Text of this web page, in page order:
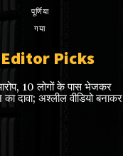
पूर्णिया
गया
Editor Picks
10 लोगों के पास भेजकर
दावा; अश्लील वीडियो बनाकर